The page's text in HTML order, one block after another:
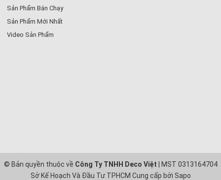
Sản Phẩm Bán Chạy
Sản Phẩm Mới Nhất
Video Sản Phẩm
© Bản quyền thuộc về Công Ty TNHH Deco Việt | MST 0313164704
Sở Kế Hoạch Và Đầu Tư TPHCM Cung cấp bởi Sapo